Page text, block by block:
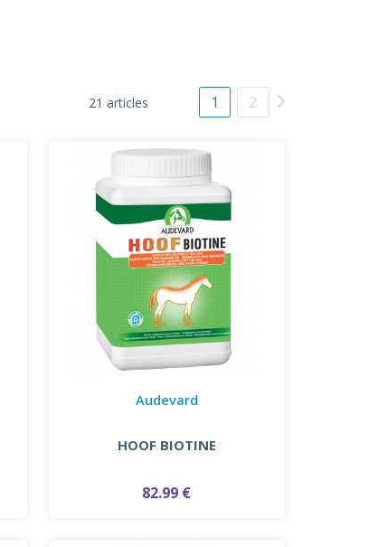
21 articles 1 2
Audevard
HOOF BIOTINE
82.99 €